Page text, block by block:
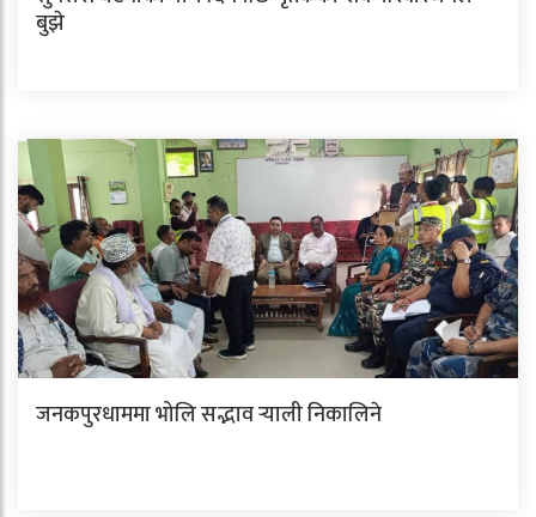
बुझे
जनकपुरधाममा भोलि सद्भाव र्‍याली निकालिने